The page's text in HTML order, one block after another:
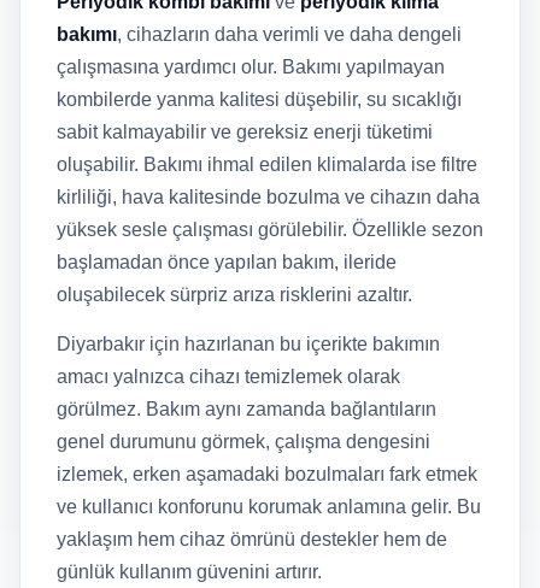
bakımı, cihazların daha verimli ve daha dengeli
çalışmasına yardımcı olur. Bakımı yapılmayan
kombilerde yanma kalitesi düşebilir, su sıcaklığı
sabit kalmayabilir ve gereksiz enerji tüketimi
oluşabilir. Bakımı ihmal edilen klimalarda ise filtre
kirliliği, hava kalitesinde bozulma ve cihazın daha
yüksek sesle çalışması görülebilir. Özellikle sezon
başlamadan önce yapılan bakım, ileride
oluşabilecek sürpriz arıza risklerini azaltır.
Diyarbakır için hazırlanan bu içerikte bakımın
amacı yalnızca cihazı temizlemek olarak
görülmez. Bakım aynı zamanda bağlantıların
genel durumunu görmek, çalışma dengesini
izlemek, erken aşamadaki bozulmaları fark etmek
ve kullanıcı konforunu korumak anlamına gelir. Bu
yaklaşım hem cihaz ömrünü destekler hem de
günlük kullanım güvenini artırır.